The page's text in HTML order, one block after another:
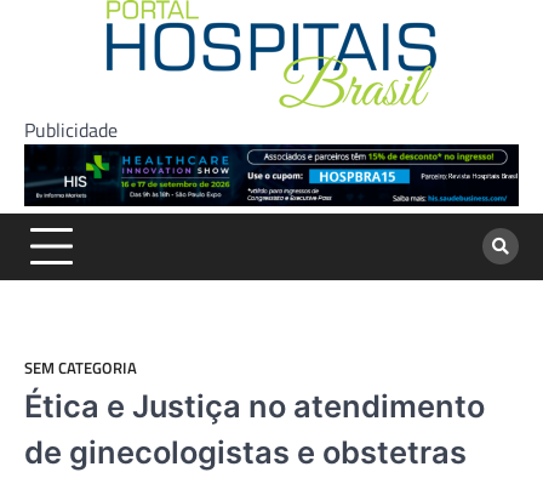
Publicidade
SEM CATEGORIA
Ética e Justiça no atendimento
de ginecologistas e obstetras